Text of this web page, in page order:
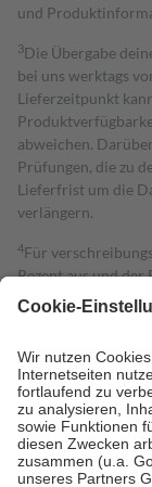
und
3Die Übergabe
bei uns werktags
Lieferzeitpunkt
abweichen.
Prüfungen, die zu
Lieferfrist um die
verlängern.
4Für
Rezept aus und
gesetzliche
Kosten dafür, der
Grundsätzlich
Prozent des
höchstens zehn
Kosten der
Diese Regeln
Bei Heilmitteln und